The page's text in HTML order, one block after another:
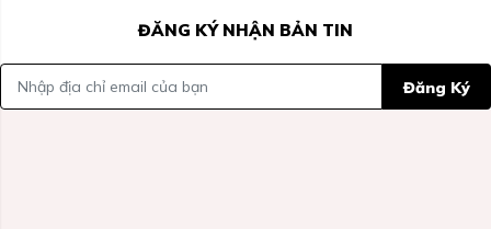
ĐĂNG KÝ NHẬN BẢN TIN
Đăng Ký